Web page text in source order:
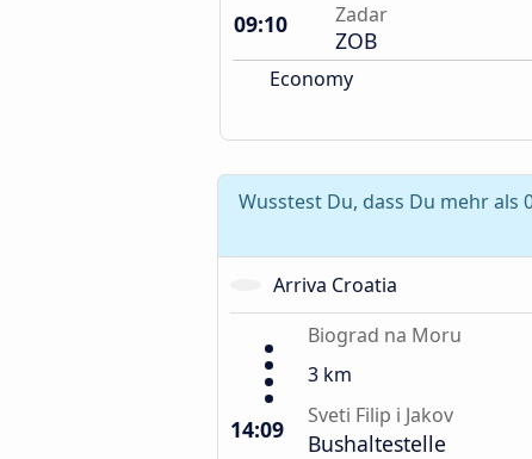
09:10
Zadar
ZOB
Economy
Wusstest Du, dass Du mehr als
Arriva Croatia
Biograd na Moru
3 km
14:09 Sveti Filip i Jakov
Bushaltestelle